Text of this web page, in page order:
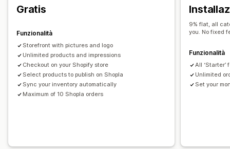
Gratis
Funzionalità
Storefront with pictures and logo
Unlimited products and impressions
Checkout on your Shopify store
Select products to publish on Shopla
Sync your inventory automatically
Maximum of 10 Shopla orders
9% flat, all
you. No fixed
Funzionalità
All ‘Starter’
Unlimited
Set your